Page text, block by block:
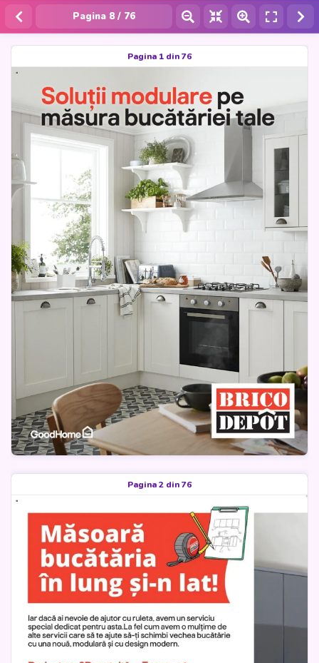
bugetului tău și profită de ofertele speciale pentru a crea
bucătăria visurilor tale!
Pagina 8/ 76
Pagina 1 din 76
Pagina 2 din 76